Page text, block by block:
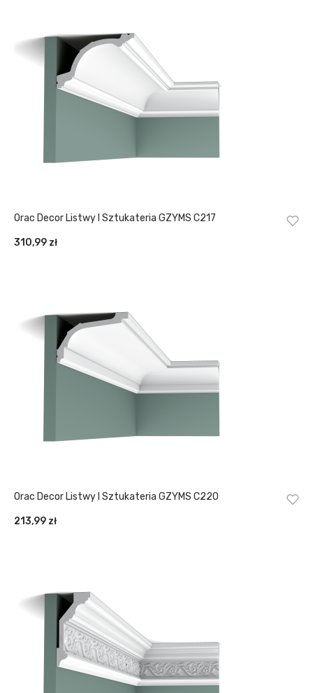
Orac Decor Listwy I Sztukateria GZYMS C217
310,99 zł
Orac Decor Listwy I Sztukateria GZYMS C220
213,99 zł